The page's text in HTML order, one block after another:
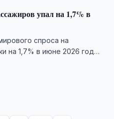
упал на 1,7% в
спроса на
на 1,7% в июне 2026 года